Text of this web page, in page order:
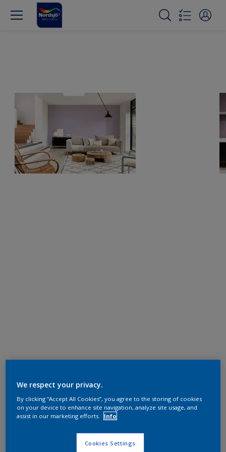
We respect your privacy.
By clicking “Accept All Cookies”, you agree to the storing of cookies
on your device to enhance site navigation, analyze site usage, and
assist in our marketing efforts.
Info
Cookies Settings